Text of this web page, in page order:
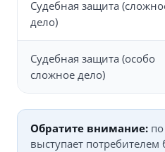
Судебная защита
дело)
Судебная защита (особо
сложное дело)
Обратите внимание:
выступает потребителем